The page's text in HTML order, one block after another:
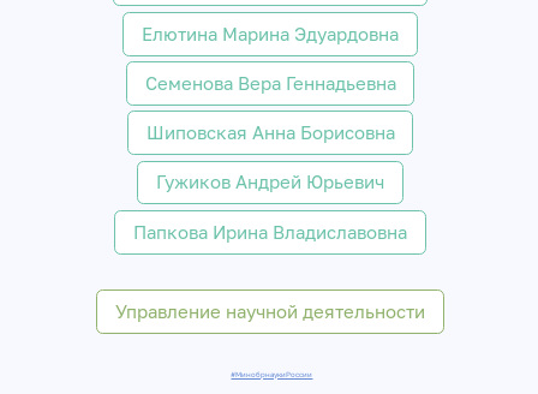
Елютина Марина Эдуардовна
Семенова Вера Геннадьевна
Шиповская Анна Борисовна
Гужиков Андрей Юрьевич
Папкова Ирина Владиславовна
Управление научной деятельности
#МинобрнаукиРоссии